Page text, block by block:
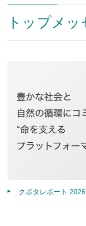
トップメッ
クボタレポート